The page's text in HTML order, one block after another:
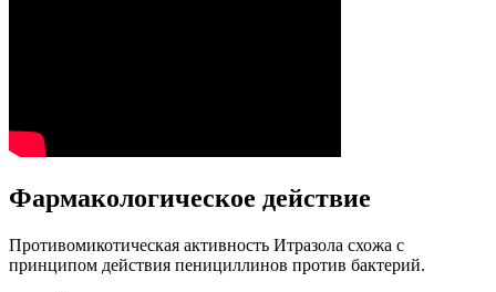
Фармакологическое действие
Противомикотическая активность Итразола схожа с
принципом действия пенициллинов против бактерий.